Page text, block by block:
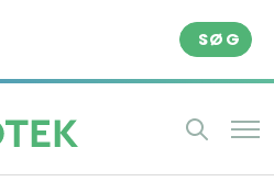
SØG